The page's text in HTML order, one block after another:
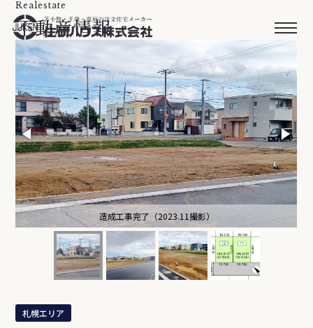
Realestate
不動産情報
造成工事完了（2023.11撮影）
札幌エリア